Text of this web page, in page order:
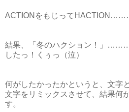
ACTIONをもじって
結果、「冬のハクション！」………
したっ！くぅっ（泣）
何がしたかったかというと、文字
文字をリミックスさせて、結果何
す。